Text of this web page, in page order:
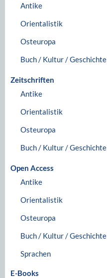
Antike
Orientalistik
Osteuropa
Buch / Kultur / Geschichte
Zeitschriften
Antike
Orientalistik
Osteuropa
Buch / Kultur / Geschichte
Open Access
Antike
Orientalistik
Osteuropa
Buch / Kultur / Geschichte
Sprachen
E-Books